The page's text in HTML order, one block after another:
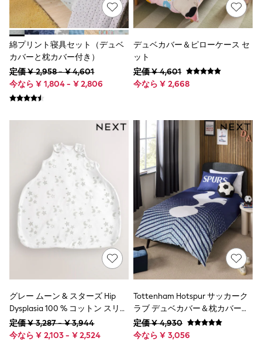
Shop All Underwear
Boxers
Briefs
Pyjamas
Socks
Vests
Shop All Outerwear
Coats
Raincoats
Multipacks
Pull On
Tumble Dryable
Stretch
Easy Iron
Waterproof
Shower Resistant
Shop All Multipacks
Multipack Joggers
Multipack Pyjamas
Multipack Shorts
Multipack T-Shirts
Shop All Accessories
Shop All Shoes
Bags
Boots
Summer Hats & Caps
Rain Boots
綿プリント寝具セット（デュベ
カバーと枕カバー付き）
定価 ¥ 2,958 - ¥ 4,601
今なら ¥ 1,804 - ¥ 2,806
デュベカバー＆ピローケース セ
ット
定価 ¥ 4,601
今なら ¥ 2,668
グレー ムーン & スターズ Hip
Dysplasia 100 % コットン スリー
プバッグ
定価 ¥ 3,287 - ¥ 3,944
今なら ¥ 2,103 - ¥ 2,524
Tottenham Hotspur サッカーク
ラブ デュベカバー＆枕カバーセ
ット
定価 ¥ 4,930
今なら ¥ 3,056